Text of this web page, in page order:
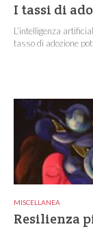
I tassi di
L’intelligenza
tasso di adozione
MISCELLANEA
Resilienza